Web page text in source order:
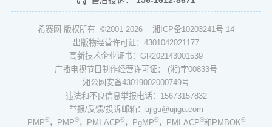
希赛网 版权所有 ©2001-2026 湘ICP备10203241号-14
出版物经营许可证：4301042021177
高新技术企业证书：GR202143001539
广播电视节目制作经营许可证： (湘)字00833号
湘公网安备43019002000749号
违法和不良信息举报电话：15673157832
举报/反馈/投诉邮箱：ujigu@ujigu.com
PMP®，PMP®，PMI-ACP®，PgMP®，PMI-ACP®和PMBOK®